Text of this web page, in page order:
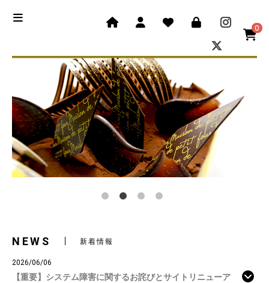
0
NEWS 新着情報
2026/06/06
【重要】システム障害に関するお詫びとサイトリニューア